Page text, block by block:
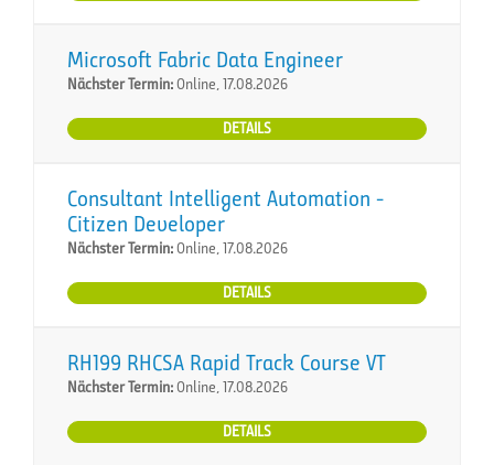
Microsoft Fabric Data Engineer
Nächster Termin:Online, 17.08.2026
DETAILS
Consultant Intelligent Automation -
Citizen Developer
Nächster Termin:Online, 17.08.2026
DETAILS
RH199 RHCSA Rapid Track Course VT
Nächster Termin:Online, 17.08.2026
DETAILS